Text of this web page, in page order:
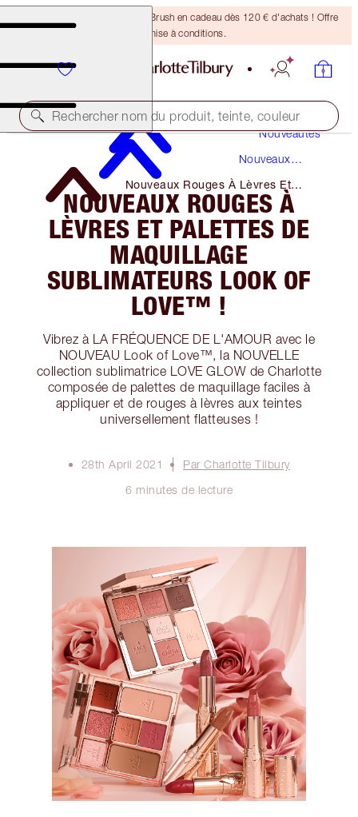
Recevez un pinceau Bronzing Brush en cadeau dès 120 € d'achats ! Offre
soumise à conditions.
Rechercher nom du produit, teinte, couleur
Nouveautés
Nouveaux
Nouveaux Rouges À Lèvres Et
Palettes De Maquillage Sublimateurs
Look of Love™ !
NOUVEAUX ROUGES À
LÈVRES ET PALETTES DE
MAQUILLAGE
SUBLIMATEURS LOOK OF
LOVE™ !
Vibrez à LA FRÉQUENCE DE L'AMOUR avec le
NOUVEAU Look of Love™, la NOUVELLE
collection sublimatrice LOVE GLOW de Charlotte
composée de palettes de maquillage faciles à
appliquer et de rouges à lèvres aux teintes
universellement flatteuses !
28th April 2021
Par Charlotte Tilbury
6 minutes de lecture